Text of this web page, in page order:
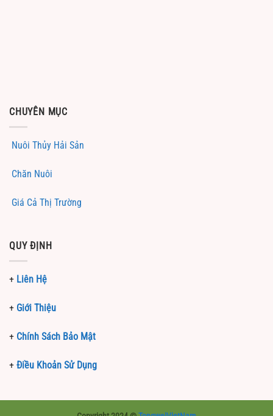
CHUYÊN MỤC
Nuôi Thủy Hải Sản
Chăn Nuôi
Giá Cả Thị Trường
QUY ĐỊNH
+ Liên Hệ
+ Giới Thiệu
+ Chính Sách Bảo Mật
+ Điều Khoản Sử Dụng